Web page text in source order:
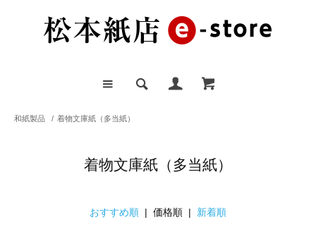
和紙製品 / 着物文庫紙（多当紙）
着物文庫紙（多当紙）
おすすめ順 | 価格順 | 新着順